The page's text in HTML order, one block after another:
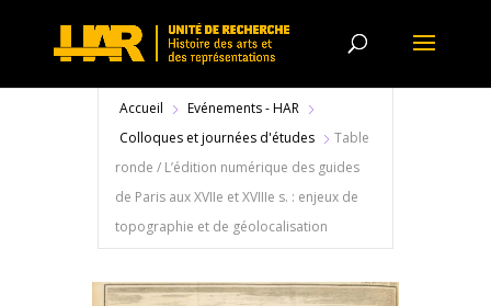
Accueil
Evénements - HAR
Colloques et journées d'études
Table
ronde / L’édition numérique des guides
de Paris aux XVIIe et XVIIIe s. : enjeux de
topographie et de géolocalisation